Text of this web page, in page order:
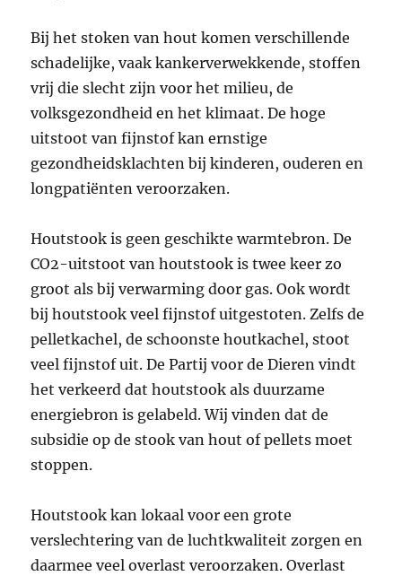
Bij het stoken van hout komen verschillende
schadelijke, vaak kankerverwekkende, stoffen
vrij die slecht zijn voor het milieu, de
volksgezondheid en het klimaat. De hoge
uitstoot van fijnstof kan ernstige
gezondheidsklachten bij kinderen, ouderen en
longpatiënten veroorzaken.
Houtstook is geen geschikte warmtebron. De
CO2-uitstoot van houtstook is twee keer zo
groot als bij verwarming door gas. Ook wordt
bij houtstook veel fijnstof uitgestoten. Zelfs de
pelletkachel, de schoonste houtkachel, stoot
veel fijnstof uit. De Partij voor de Dieren vindt
het verkeerd dat houtstook als duurzame
energiebron is gelabeld. Wij vinden dat de
subsidie op de stook van hout of pellets moet
stoppen.
Houtstook kan lokaal voor een grote
verslechtering van de luchtkwaliteit zorgen en
daarmee veel overlast veroorzaken. Overlast